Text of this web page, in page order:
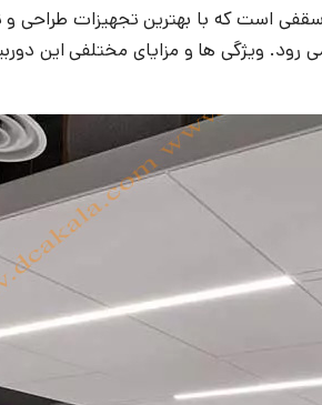
است که با بهترین تجهیزات طراحی و
رود. ویژگی ها و مزایای مختلفی این